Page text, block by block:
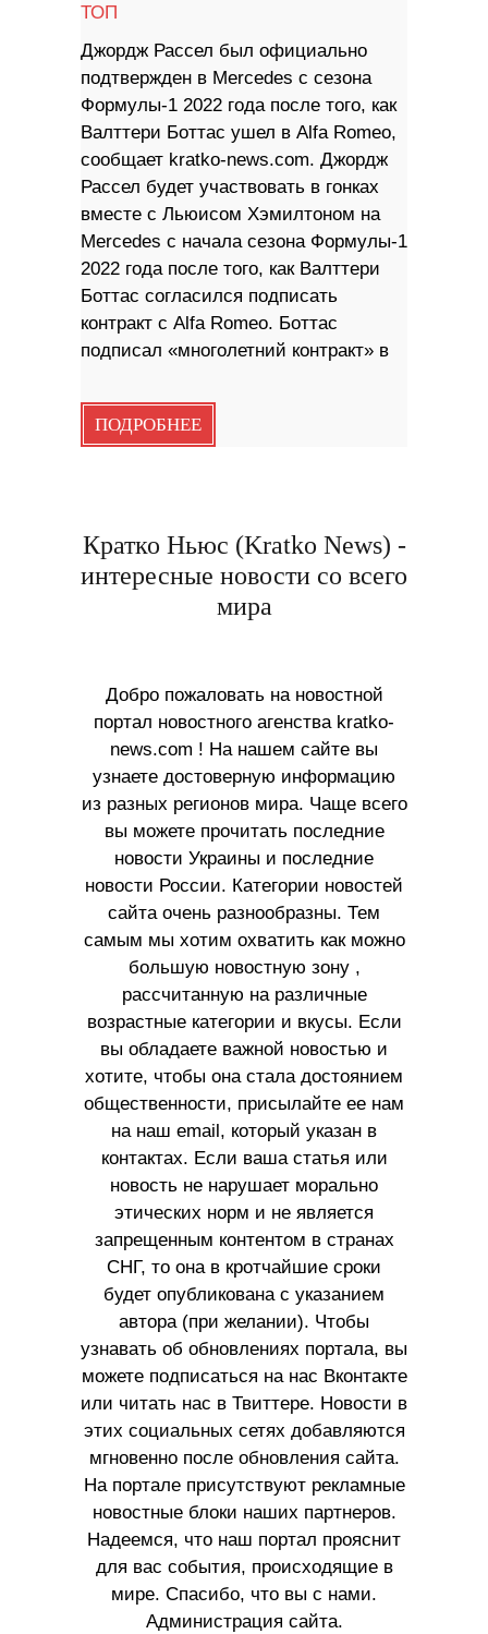
ТОП
Джордж Рассел был официально
подтвержден в Mercedes с сезона
Формулы-1 2022 года после того, как
Валттери Боттас ушел в Alfa Romeo,
сообщает kratko-news.com. Джордж
Рассел будет участвовать в гонках
вместе с Льюисом Хэмилтоном на
Mercedes с начала сезона Формулы-1
2022 года после того, как Валттери
Боттас согласился подписать
контракт с Alfa Romeo. Боттас
подписал «многолетний контракт» в
ПОДРОБНЕЕ
Кратко Ньюс (Kratko News) -
интересные новости со всего
мира
Добро пожаловать на новостной
портал новостного агенства kratko-
news.com ! На нашем сайте вы
узнаете достоверную информацию
из разных регионов мира. Чаще всего
вы можете прочитать последние
новости Украины и последние
новости России. Категории новостей
сайта очень разнообразны. Тем
самым мы хотим охватить как можно
большую новостную зону ,
рассчитанную на различные
возрастные категории и вкусы. Если
вы обладаете важной новостью и
хотите, чтобы она стала достоянием
общественности, присылайте ее нам
на наш email, который указан в
контактах. Если ваша статья или
новость не нарушает морально
этических норм и не является
запрещенным контентом в странах
СНГ, то она в кротчайшие сроки
будет опубликована с указанием
автора (при желании). Чтобы
узнавать об обновлениях портала, вы
можете подписаться на нас Вконтакте
или читать нас в Твиттере. Новости в
этих социальных сетях добавляются
мгновенно после обновления сайта.
На портале присутствуют рекламные
новостные блоки наших партнеров.
Надеемся, что наш портал прояснит
для вас события, происходящие в
мире. Спасибо, что вы с нами.
Администрация сайта.